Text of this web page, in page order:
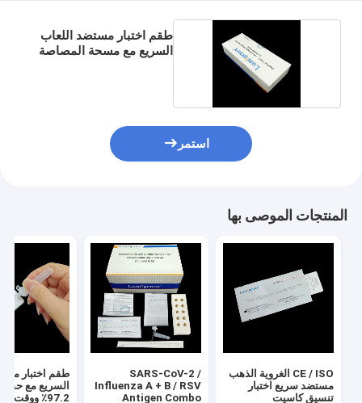
طقم اختبار مستضد اللعاب
السريع مع مسحة المصاصة
استمر
المنتجات الموصى بها
CE / ISO الغروية الذهب
مستضد سريع اختبار
تنسيق كاسيت
SARS-CoV-2 /
Influenza A + B / RSV
Antigen Combo
السريع مع